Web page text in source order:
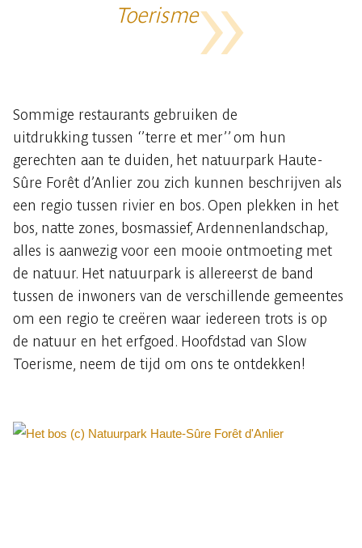
Toerisme
Sommige restaurants gebruiken de
uitdrukking tussen ‘’terre et mer’’ om hun
gerechten aan te duiden, het natuurpark Haute-
Sûre Forêt d’Anlier zou zich kunnen beschrijven als
een regio tussen rivier en bos. Open plekken in het
bos, natte zones, bosmassief, Ardennenlandschap,
alles is aanwezig voor een mooie ontmoeting met
de natuur. Het natuurpark is allereerst de band
tussen de inwoners van de verschillende gemeentes
om een regio te creëren waar iedereen trots is op
de natuur en het erfgoed. Hoofdstad van Slow
Toerisme, neem de tijd om ons te ontdekken!